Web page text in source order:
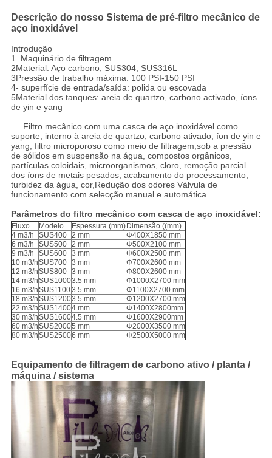
Descrição do nosso Sistema de pré-filtro mecânico de
aço inoxidável
Introdução
1. Maquinário de filtragem
2Material: Aço carbono, SUS304, SUS316L
3Pressão de trabalho máxima: 100 PSI-150 PSI
4- superfície de entrada/saída: polida ou escovada
5Material dos tanques: areia de quartzo, carbono activado, íons
de yin e yang
Filtro mecânico com uma casca de aço inoxidável como
suporte, interno à areia de quartzo, carbono ativado, íon de yin e
yang, filtro microporoso como meio de filtragem,sob a pressão
de sólidos em suspensão na água, compostos orgânicos,
partículas coloidais, microorganismos, cloro, remoção parcial
dos íons de metais pesados, acabamento do processamento,
turbidez da água, cor,Redução dos odores Válvula de
funcionamento com selecção manual e automática.
Parâmetros do filtro mecânico com casca de aço inoxidável:
Fluxo Modelo Espessura (mm) Dimensão ((mm)
4 m3/h
SUS400 2 mm
Φ400X1850 mm
6 m3/h
SUS500 2 mm
Φ500X2100 mm
9 m3/h
SUS600 3 mm
Φ600X2500 mm
10 m3/hSUS700 3 mm
Φ700X2600 mm
12 m3/hSUS800 3 mm
Φ800X2600 mm
14 m3/hSUS10003.5 mm
Φ1000X2700 mm
16 m3/hSUS11003.5 mm
Φ1100X2700 mm
18 m3/hSUS12003.5 mm
Φ1200X2700 mm
22 m3/hSUS14004 mm
Φ1400X2800mm
30 m3/hSUS16004.5 mm
Φ1600X2900mm
60 m3/hSUS20005 mm
Φ2000X3500 mm
80 m3/hSUS25006 mm Φ2500X5000 mm
Equipamento de filtragem de carbono ativo / planta /
máquina / sistema